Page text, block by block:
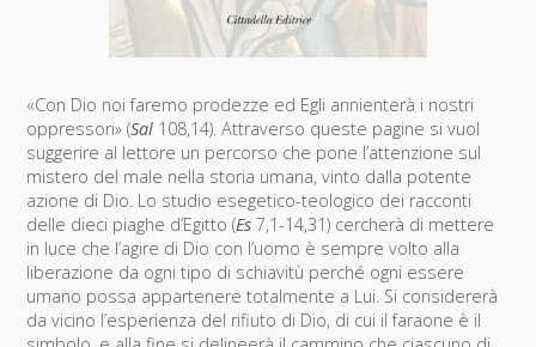
«Con Dio noi faremo prodezze ed Egli annienterà i nostri
oppressori» (Sal 108,14). Attraverso queste pagine si vuol
suggerire al lettore un percorso che pone l’attenzione sul
mistero del male nella storia umana, vinto dalla potente
azione di Dio. Lo studio esegetico-teologico dei racconti
delle dieci piaghe d’Egitto (Es7,1-14,31) cercherà di mettere
in luce che l’agire di Dio con l’uomo è sempre volto alla
liberazione da ogni tipo di schiavitù perché ogni essere
umano possa appartenere totalmente a Lui. Si considererà
da vicino l’esperienza del rifiuto di Dio, di cui il faraone è il